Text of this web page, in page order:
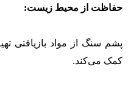
حفاظت از محیط زیست:
پشم سنگ از مواد
کمک می‌کند.